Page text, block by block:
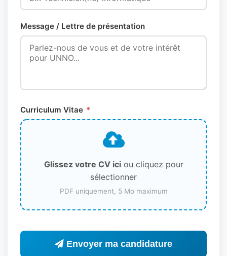
Message / Lettre de présentation
Curriculum Vitae *
Glissez votre CV iciou cliquez pour
sélectionner
PDF uniquement, 5 Mo maximum
Envoyer ma candidature